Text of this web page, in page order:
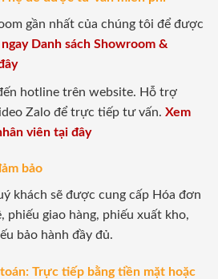
gần nhất của chúng tôi để được
Danh sách Showroom &
hotline trên website. Hỗ trợ
Zalo để trực tiếp tư vấn. Xem
viên tại đây
bảo
khách sẽ được cung cấp Hóa đơn
phiếu giao hàng, phiếu xuất kho,
bảo hành đầy đủ.
Trực tiếp bằng tiền mặt hoặc